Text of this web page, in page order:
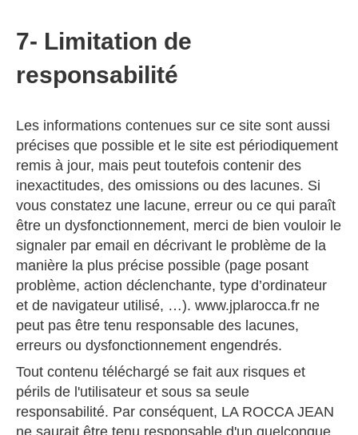
7- Limitation de
responsabilité
Les informations contenues sur ce site sont aussi
précises que possible et le site est périodiquement
remis à jour, mais peut toutefois contenir des
inexactitudes, des omissions ou des lacunes. Si
vous constatez une lacune, erreur ou ce qui paraît
être un dysfonctionnement, merci de bien vouloir le
signaler par email en décrivant le problème de la
manière la plus précise possible (page posant
problème, action déclenchante, type d’ordinateur
et de navigateur utilisé, …). www.jplarocca.fr ne
peut pas être tenu responsable des lacunes,
erreurs ou dysfonctionnement engendrés.
Tout contenu téléchargé se fait aux risques et
périls de l'utilisateur et sous sa seule
responsabilité. Par conséquent, LA ROCCA JEAN
ne saurait être tenu responsable d'un quelconque